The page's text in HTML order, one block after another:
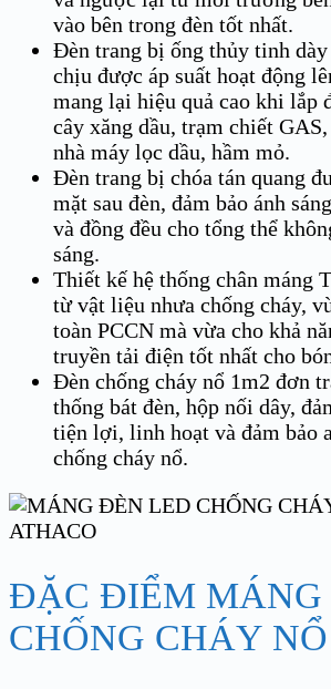
vào bên trong đèn tốt nhất.
Đèn trang bị ống thủy tinh dày
chịu được áp suất hoạt động
mang lại hiệu quả cao khi lắp
cây xăng dầu, trạm chiết
nhà máy lọc dầu, hầm mỏ.
Đèn trang bị chóa tán quang
mặt sau đèn, đảm bảo ánh
và đồng đều cho tổng thể
sáng.
Thiết kế hệ thống chân máng
từ vật liệu nhưa chống cháy,
toàn PCCN mà vừa cho khả
truyền tải điện tốt nhất cho
Đèn chống cháy nổ 1m2 đơn
thống bát đèn, hộp nối dây,
tiện lợi, linh hoạt và đảm bảo
chống cháy nổ.
ĐẶC ĐIỂM MÁNG
CHỐNG CHÁY